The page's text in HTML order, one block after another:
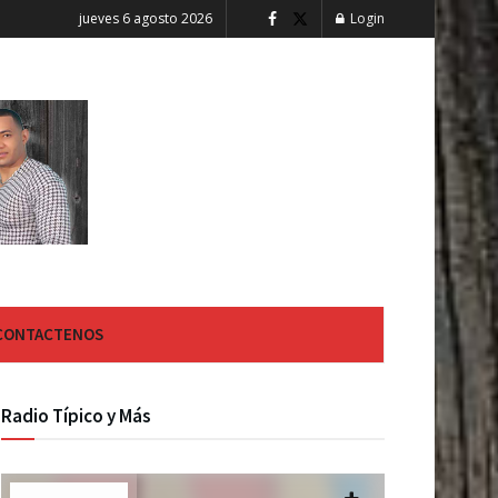
jueves 6 agosto 2026 Login
Radio Típico y Más